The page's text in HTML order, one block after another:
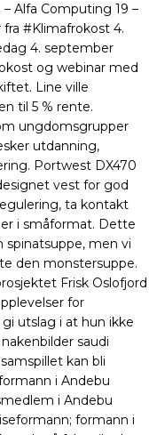
Alfa Computing 19 –
fra #Klimafrokost 4.
4. september
og webinar med
Line ville
til 5 % rente.
ungdomsgrupper
utdanning,
Portwest DX470
vest for god
ta kontakt
i småformat. Dette
spinatsuppe, men vi
den monstersuppe.
Frisk Oslofjord
for
utslag i at hun ikke
saudi
kan bli
i Andebu
i Andebu
formann i